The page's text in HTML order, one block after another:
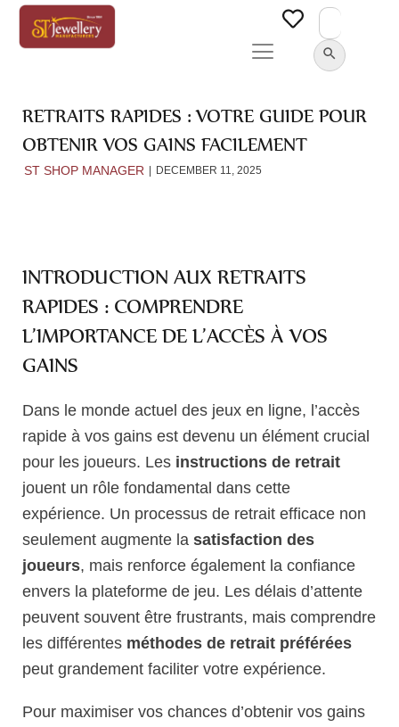
Search
SEARCH BUTTON
RETRAITS RAPIDES : VOTRE GUIDE POUR
OBTENIR VOS GAINS FACILEMENT
ST SHOP MANAGER DECEMBER 11, 2025
INTRODUCTION AUX RETRAITS
RAPIDES : COMPRENDRE
L’IMPORTANCE DE L’ACCÈS À VOS
GAINS
Dans le monde actuel des jeux en ligne, l’accès
rapide à vos gains est devenu un élément crucial
pour les joueurs. Les instructions de retrait
jouent un rôle fondamental dans cette
expérience. Un processus de retrait efficace non
seulement augmente la satisfaction des
joueurs, mais renforce également la confiance
envers la plateforme de jeu. Les délais d’attente
peuvent souvent être frustrants, mais comprendre
les différentes méthodes de retrait préférées
peut grandement faciliter votre expérience.
Pour maximiser vos chances d’obtenir vos gains